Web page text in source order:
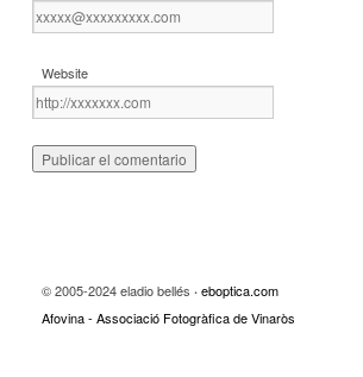
Website
© 2005-2024 eladio bellés · eboptica.com
Afovina - Associació Fotogràfica de Vinaròs